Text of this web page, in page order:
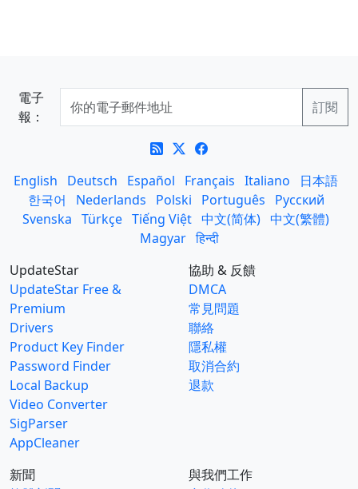
電子
報：
English Deutsch Español Français Italiano
日本語
한국어
Nederlands Polski Português
Русский
Svenska Türkçe Tiếng Việt 中文(简体) 中文(繁體)
Magyar हिन्दी
UpdateStar
UpdateStar Free &
Premium
Drivers
Product Key Finder
Password Finder
Local Backup
Video Converter
SigParser
AppCleaner
協助 & 反饋
DMCA
常見問題
聯絡
隱私權
取消合約
退款
新聞
與我們工作